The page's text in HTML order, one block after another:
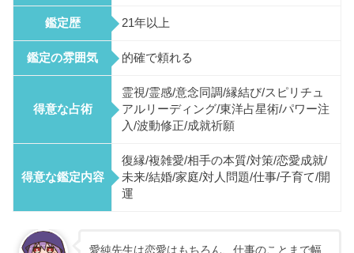
鑑定歴 21年以上
鑑定の雰囲気 的確で頼れる
得意な占術
霊視/霊感/意念同調/縁結び/スピリチュ
アルリーディング/東洋占星術/パワー注
入/波動修正/成就祈願
得意な鑑定内容
復縁/複雑愛/相手の本質/対策/恋愛成就/
未来/結婚/家庭/対人問題/仕事/子育て/開
運
愛純先生は恋愛はもちろん、仕事のことまで幅